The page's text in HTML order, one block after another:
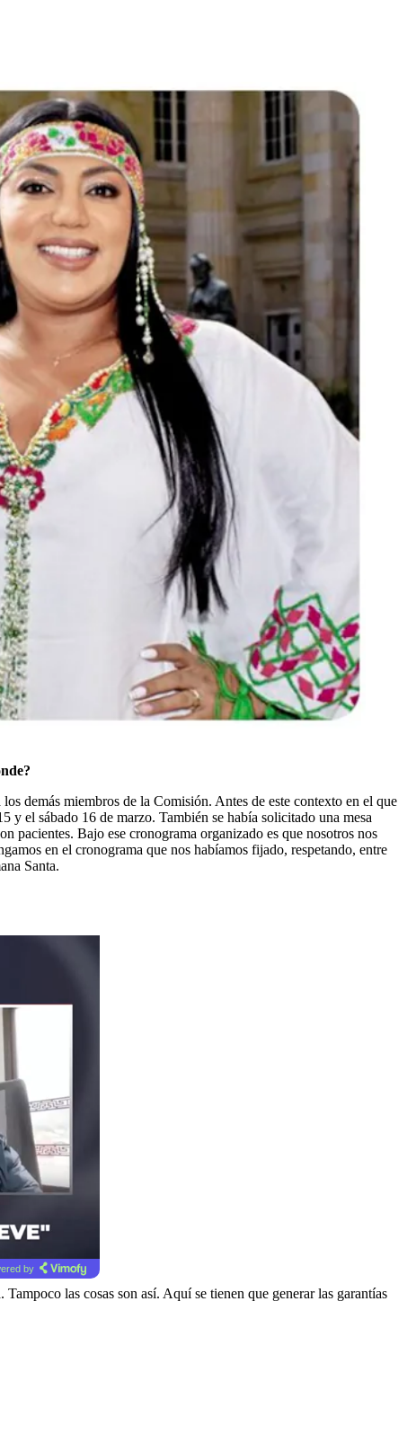
demás miembros de la Comisión. Antes de este contexto en el que
y el sábado 16 de marzo. También se había solicitado una mesa
pacientes. Bajo ese cronograma organizado es que nosotros nos
en el cronograma que nos habíamos fijado, respetando, entre
Santa.
by
las cosas son así. Aquí se tienen que generar las garantías